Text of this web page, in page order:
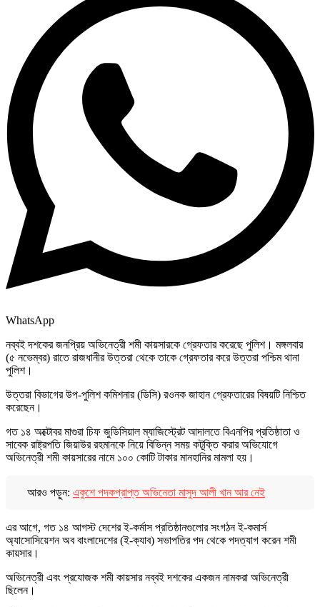
WhatsApp
নব্বই দশকের জনপ্রিয় অভিনেত্রী শমী কায়সারকে গ্রেফতার করেছে পুলিশ। মঙ্গলবার
(৫ নভেম্বর) রাতে রাজধানীর উত্তরা থেকে তাকে গ্রেফতার করে উত্তরা পশ্চিম থানা
পুলিশ।
উত্তরা বিভাগের উপ-পুলিশ কমিশনার (ডিসি) রওনক জাহান গ্রেফতারের বিষয়টি নিশ্চিত
করেছেন।
গত ১৪ অক্টোবর মাগুরা চিফ জুডিসিয়াল ম্যাজিস্ট্রেট আদালতে বিএনপির প্রতিষ্ঠাতা ও
সাবেক রাষ্ট্রপতি জিয়াউর রহমানকে নিয়ে বিভিন্ন সময় কটূক্তি করার অভিযোগে
অভিনেত্রী শমী কায়সারের নামে ১০০ কোটি টাকার মানহানির মামলা হয়।
আরও পড়ুন: একুশে পদকপ্রাপ্ত অভিনেতা মাসুদ আলী খান আর নেই
এর আগে, গত ১৪ আগস্ট দেশের ই-কর্মাস প্রতিষ্ঠানগুলোর সংগঠন ই-কমার্স
অ্যাসোসিয়েশন অব বাংলাদেশের (ই-ক্যাব) সভাপতির পদ থেকে পদত্যাগ করেন শমী
কায়সার।
অভিনেত্রী এবং প্রযোজক শমী কায়সার নব্বই দশকের একজন নামকরা অভিনেত্রী
ছিলেন।